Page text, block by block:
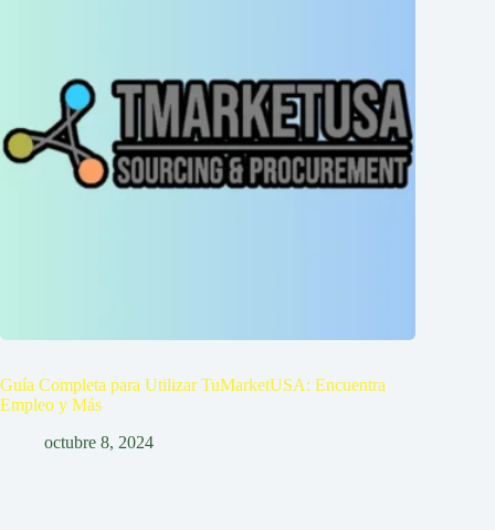
Guía Completa para Utilizar TuMarketUSA: Encuentra
Empleo y Más
octubre 8, 2024